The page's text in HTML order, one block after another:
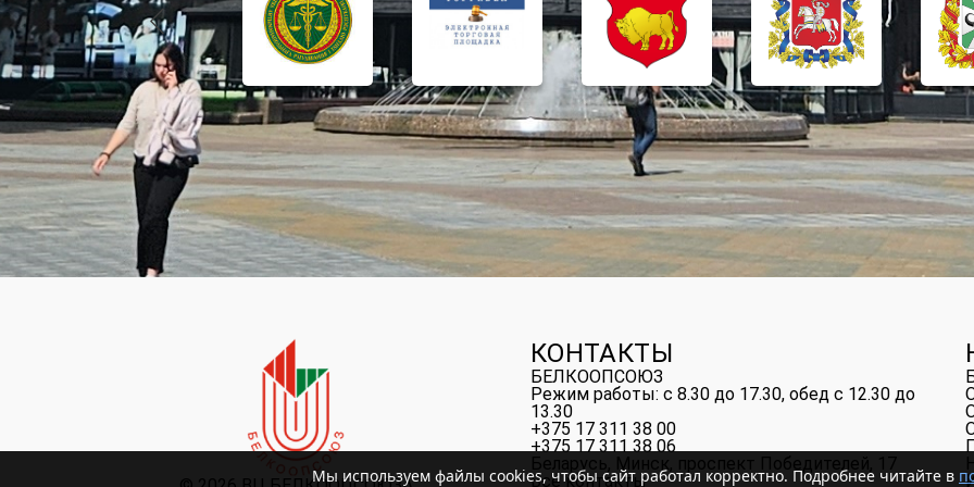
КОНТАКТЫ
БЕЛКООПСОЮЗ
Режим работы: с 8.30 до 17.30, обед с 12.30 до
13.30
+375 17 311 38 00
+375 17 311 38 06
Беларусь, Минск, проспект Победителей, 17
Все контакты
Мы используем файлы cookies, чтобы сайт работал корректно. Подробнее читайте в